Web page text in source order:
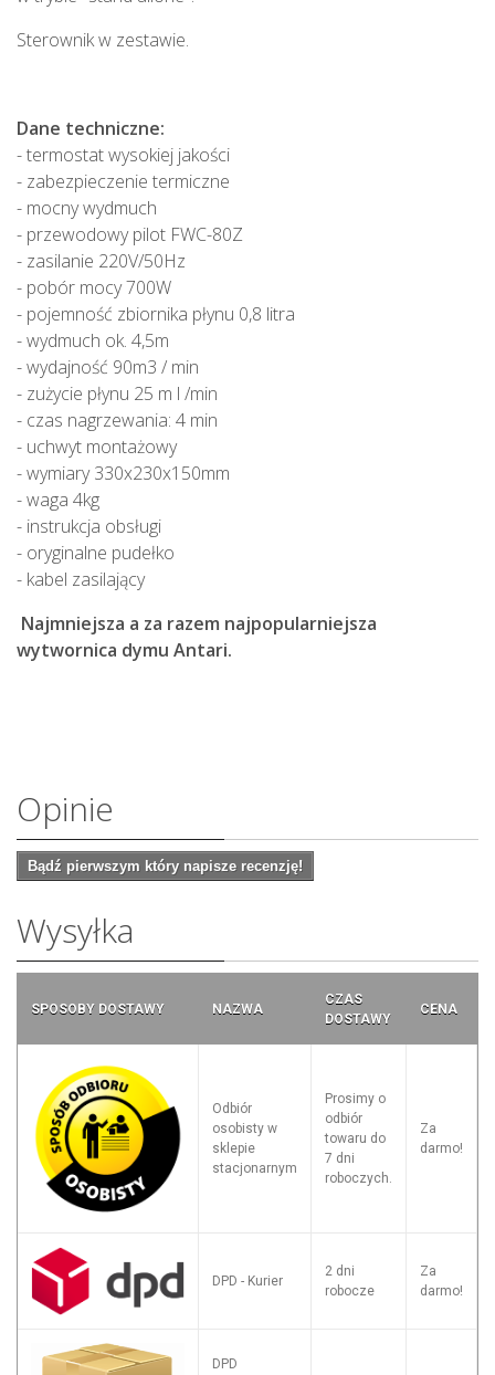
Sterownik w zestawie.
Dane techniczne:
- termostat wysokiej jakości
- zabezpieczenie termiczne
- mocny wydmuch
- przewodowy pilot FWC-80Z
- zasilanie 220V/50Hz
- pobór mocy 700W
- pojemność zbiornika płynu 0,8 litra
- wydmuch ok. 4,5m
- wydajność 90m3 / min
- zużycie płynu 25 m l /min
- czas nagrzewania: 4 min
- uchwyt montażowy
- wymiary 330x230x150mm
- waga 4kg
- instrukcja obsługi
- oryginalne pudełko
- kabel zasilający
Najmniejsza a za razem najpopularniejsza
wytwornica dymu Antari.
Opinie
Bądź pierwszym który napisze recenzję!
Wysyłka
SPOSOBY DOSTAWY NAZWA
CZAS
DOSTAWY
CENA
Odbiór
osobisty w
sklepie
stacjonarnym
Prosimy o
odbiór
towaru do
7 dni
roboczych.
Za
darmo!
DPD - Kurier
2 dni
robocze
Za
darmo!
DPD